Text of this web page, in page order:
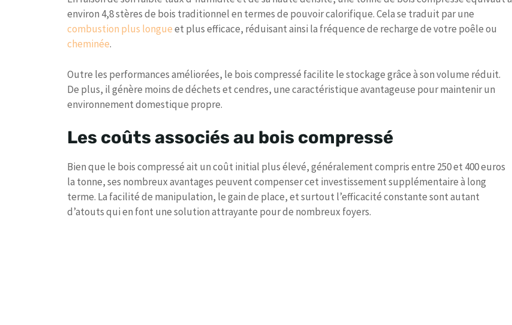
environ 4,8 stères de bois traditionnel en termes de pouvoir calorifique. Cela se traduit par une
combustion plus longueet plus efficace, réduisant ainsi la fréquence de recharge de votre poêle ou
cheminée.
Outre les performances améliorées, le bois compressé facilite le stockage grâce à son volume réduit.
De plus, il génère moins de déchets et cendres, une caractéristique avantageuse pour maintenir un
environnement domestique propre.
Les coûts associés au bois compressé
Bien que le bois compressé ait un coût initial plus élevé, généralement compris entre 250 et 400 euros
la tonne, ses nombreux avantages peuvent compenser cet investissement supplémentaire à long
terme. La facilité de manipulation, le gain de place, et surtout l’efficacité constante sont autant
d’atouts qui en font une solution attrayante pour de nombreux foyers.